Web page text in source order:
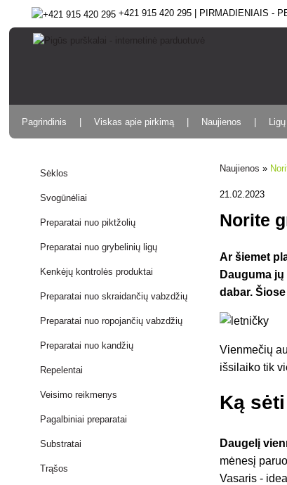
+421 915 420 295 | PIRMADIENIAIS -
Pagrindinis Viskas apie pirkimą Naujienos
Sėklos
Svogūnėliai
Preparatai nuo piktžolių
Preparatai nuo grybelinių ligų
Kenkėjų kontrolės produktai
Preparatai nuo skraidančių vabzdžių
Preparatai nuo ropojančių vabzdžių
Preparatai nuo kandžių
Repelentai
Veisimo reikmenys
Pagalbiniai preparatai
Substratai
Trąšos
Naujienos »
21.02.2023
Norite
Ar šiemet
Dauguma
dabar.
Vienmečių
išsilaiko tik
Ką
Daugelį
mėnesį
Vasaris -